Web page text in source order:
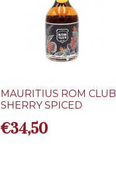
MAURITIUS ROM CLUB
SHERRY SPICED
€34,50